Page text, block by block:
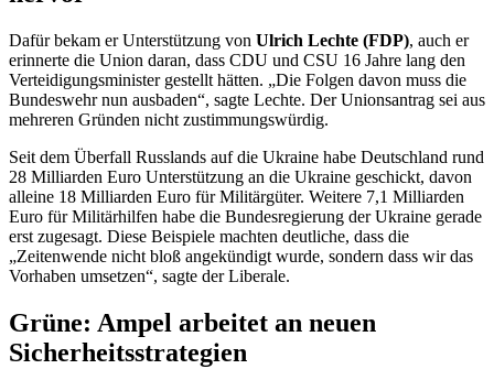
Dafür bekam er Unterstützung von Ulrich Lechte (FDP), auch er
erinnerte die Union daran, dass CDU und CSU 16 Jahre lang den
Verteidigungsminister gestellt hätten. „Die Folgen davon muss die
Bundeswehr nun ausbaden“, sagte Lechte. Der Unionsantrag sei aus
mehreren Gründen nicht zustimmungswürdig.
Seit dem Überfall Russlands auf die Ukraine habe Deutschland rund
28 Milliarden Euro Unterstützung an die Ukraine geschickt, davon
alleine 18 Milliarden Euro für Militärgüter. Weitere 7,1 Milliarden
Euro für Militärhilfen habe die Bundesregierung der Ukraine gerade
erst zugesagt. Diese Beispiele machten deutliche, dass die
„Zeitenwende nicht bloß angekündigt wurde, sondern dass wir das
Vorhaben umsetzen“, sagte der Liberale.
Grüne: Ampel arbeitet an neuen
Sicherheitsstrategien